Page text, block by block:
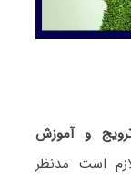
و آموزش
است مدنظر